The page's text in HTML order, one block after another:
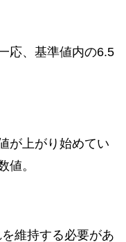
応、基準値内の6.5
が上がり始めてい
値。
維持する必要があ